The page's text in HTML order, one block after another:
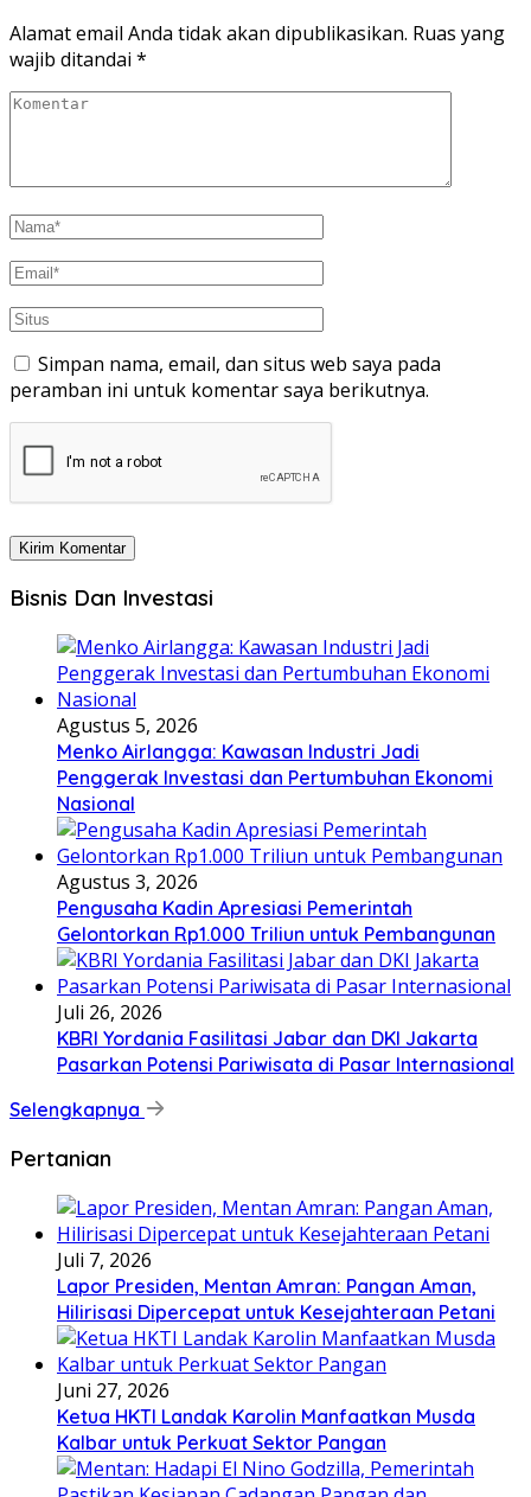
Alamat email Anda tidak akan dipublikasikan. Ruas yang
wajib ditandai *
Simpan nama, email, dan situs web saya pada
peramban ini untuk komentar saya berikutnya.
Bisnis Dan Investasi
Agustus 5, 2026
Menko Airlangga: Kawasan Industri Jadi
Penggerak Investasi dan Pertumbuhan Ekonomi
Nasional
Agustus 3, 2026
Pengusaha Kadin Apresiasi Pemerintah
Gelontorkan Rp1.000 Triliun untuk Pembangunan
Juli 26, 2026
KBRI Yordania Fasilitasi Jabar dan DKI Jakarta
Pasarkan Potensi Pariwisata di Pasar Internasional
Selengkapnya
Pertanian
Juli 7, 2026
Lapor Presiden, Mentan Amran: Pangan Aman,
Hilirisasi Dipercepat untuk Kesejahteraan Petani
Juni 27, 2026
Ketua HKTI Landak Karolin Manfaatkan Musda
Kalbar untuk Perkuat Sektor Pangan